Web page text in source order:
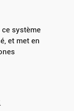
ce système
et met en